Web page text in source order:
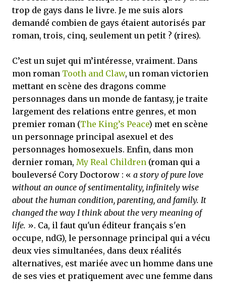
trop de gays dans le livre. Je me suis alors
demandé combien de gays étaient autorisés par
roman, trois, cinq, seulement un petit ? (rires).
C’est un sujet qui m’intéresse, vraiment. Dans
mon roman Tooth and Claw, un roman victorien
mettant en scène des dragons comme
personnages dans un monde de fantasy, je traite
largement des relations entre genres, et mon
premier roman (The King’s Peace) met en scène
un personnage principal asexuel et des
personnages homosexuels. Enfin, dans mon
dernier roman, My Real Children (roman qui a
bouleversé Cory Doctorow : « a story of pure love
without an ounce of sentimentality, infinitely wise
about the human condition, parenting, and family. It
changed the way I think about the very meaning of
life. ». Ca, il faut qu'un éditeur français s'en
occupe, ndG), le personnage principal qui a vécu
deux vies simultanées, dans deux réalités
alternatives, est mariée avec un homme dans une
de ses vies et pratiquement avec une femme dans